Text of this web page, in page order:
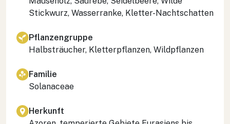
Stickwurz, Wasserranke, Kletter-Nachtschatten
Pflanzengruppe
Halbsträucher, Kletterpflanzen, Wildpflanzen
Familie
Solanaceae
Herkunft